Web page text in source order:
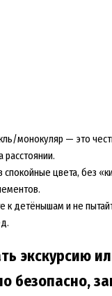
монокуляр — это
спокойные цвета, без
к детёнышам и не
экскурсию
безопасно,